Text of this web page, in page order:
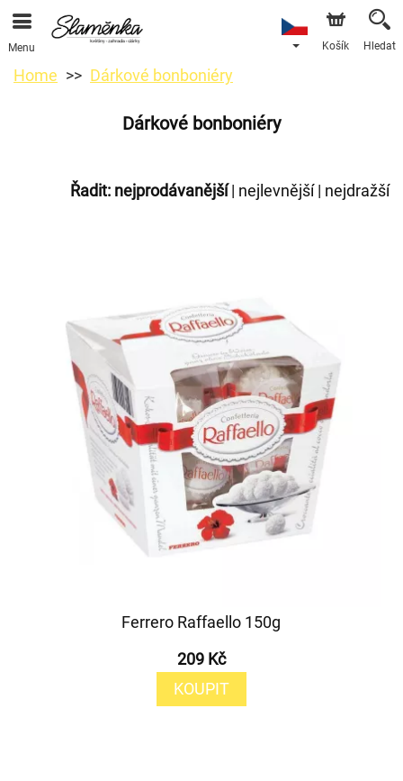
Menu Košík Hledat
Home Dárkové bonboniéry
Dárkové bonboniéry
Řadit: nejprodávanější| nejlevnější| nejdražší
Ferrero Raffaello 150g
209 Kč
KOUPIT